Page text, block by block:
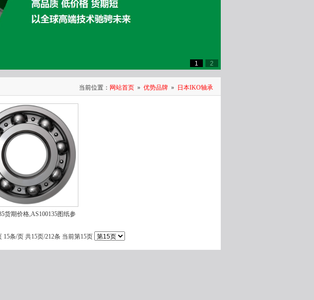
1 2
当前位置： 网站首页 » 优势品牌 » 日本IKO轴承
货期价格,AS100135图纸参
15条/页 共15页/212条 当前第15页